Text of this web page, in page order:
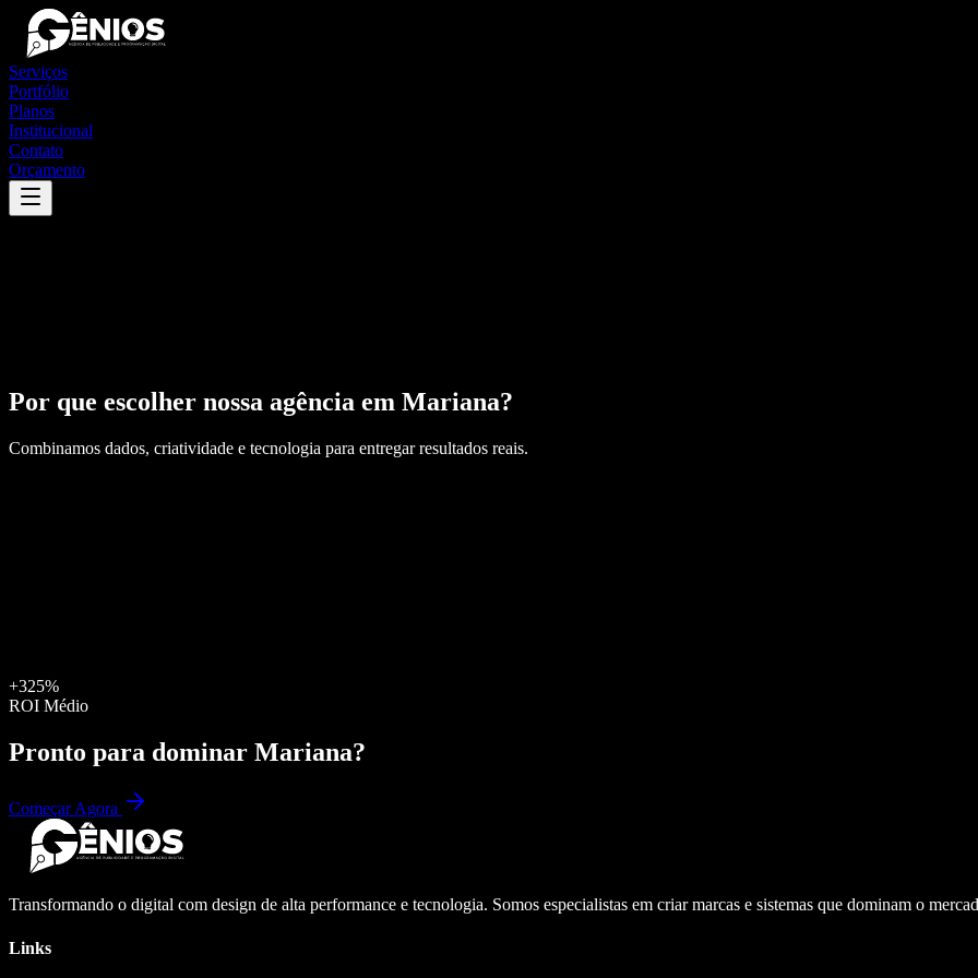
Serviços
Portfólio
Planos
Institucional
Contato
Orçamento
Por que escolher nossa agência em Mariana?
Combinamos dados, criatividade e tecnologia para entregar resultados reais.
+325%
ROI Médio
Pronto para dominar Mariana?
Começar Agora
Transformando o digital com design de alta performance e tecnologia. Somos especialistas em criar marcas e sistemas que dominam o
Links